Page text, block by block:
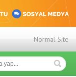
Normal Site